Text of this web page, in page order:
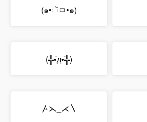
(๑•ૅㅁ•๑)
(╬•᷅д•᷄╬)
〴⋋_⋌〵